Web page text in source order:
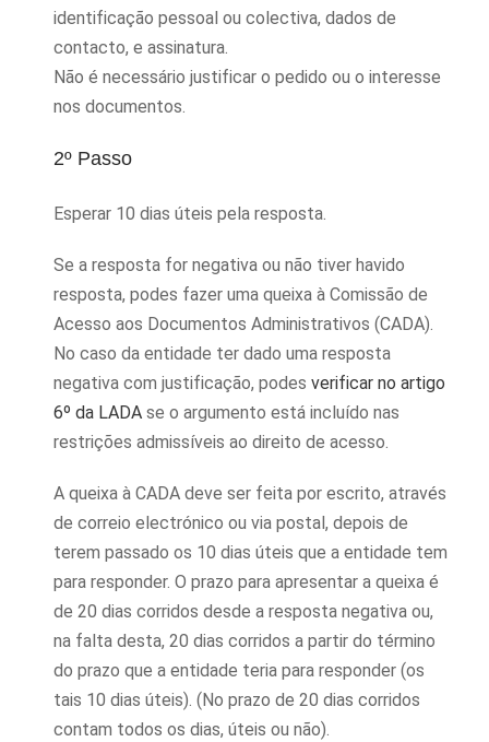
identificação pessoal ou colectiva, dados de
contacto, e assinatura.
Não é necessário justificar o pedido ou o interesse
nos documentos.
2º Passo
Esperar 10 dias úteis pela resposta.
Se a resposta for negativa ou não tiver havido
resposta, podes fazer uma queixa à Comissão de
Acesso aos Documentos Administrativos (CADA).
No caso da entidade ter dado uma resposta
negativa com justificação, podes verificar no artigo
6º da LADA se o argumento está incluído nas
restrições admissíveis ao direito de acesso.
A queixa à CADA deve ser feita por escrito, através
de correio electrónico ou via postal, depois de
terem passado os 10 dias úteis que a entidade tem
para responder. O prazo para apresentar a queixa é
de 20 dias corridos desde a resposta negativa ou,
na falta desta, 20 dias corridos a partir do término
do prazo que a entidade teria para responder (os
tais 10 dias úteis). (No prazo de 20 dias corridos
contam todos os dias, úteis ou não).